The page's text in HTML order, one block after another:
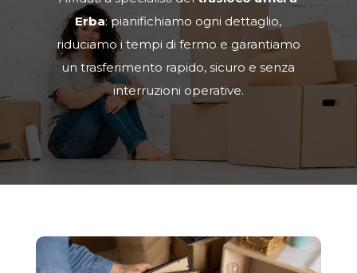
Erba: pianifichiamo ogni dettaglio,
riduciamo i tempi di fermo e garantiamo
un trasferimento rapido, sicuro e senza
interruzioni operative.